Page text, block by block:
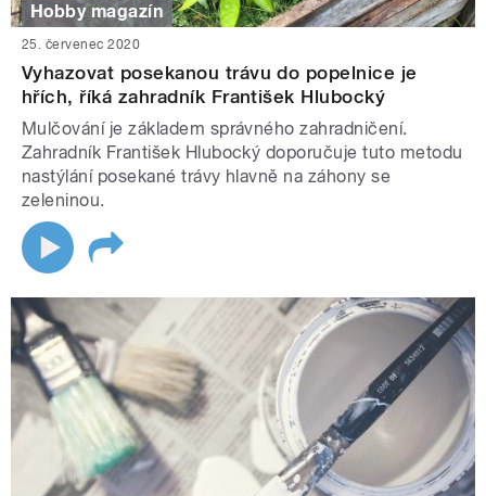
Hobby magazín
25. červenec 2020
Vyhazovat posekanou trávu do popelnice je
hřích, říká zahradník František Hlubocký
Mulčování je základem správného zahradničení.
Zahradník František Hlubocký doporučuje tuto metodu
nastýlání posekané trávy hlavně na záhony se
zeleninou.